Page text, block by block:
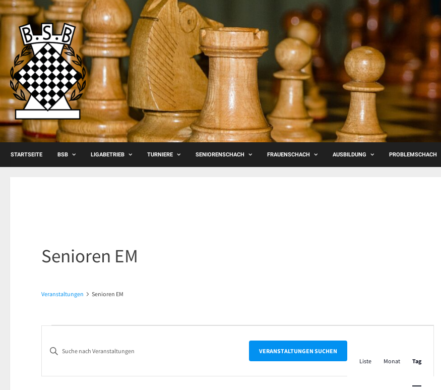
Skip
to
content
STARTSEITE BSB LIGABETRIEB TURNIERE SENIORENSCHACH FRAUENSCHACH AUSBILDUNG PROBLEMSCHACH
Senioren EM
Veranstaltungen Senioren EM
für
1.
Suche
und
Bitte
eingeben.
VERANSTALTUNGEN SUCHEN
Navigation
Liste Monat Tag